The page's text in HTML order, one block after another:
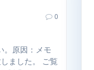
0
。原因：メモ
ました。 ご覧